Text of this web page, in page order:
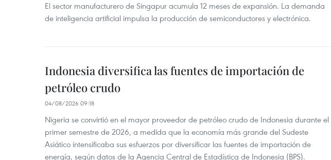
El sector manufacturero de Singapur acumula 12 meses de expansión. La demanda
de inteligencia artificial impulsa la producción de semiconductores y electrónica.
Indonesia diversifica las fuentes de importación de
petróleo crudo
04/08/2026 09:18
Nigeria se convirtió en el mayor proveedor de petróleo crudo de Indonesia durante el
primer semestre de 2026, a medida que la economía más grande del Sudeste
Asiático intensificaba sus esfuerzos por diversificar las fuentes de importación de
energía, según datos de la Agencia Central de Estadística de Indonesia (BPS).